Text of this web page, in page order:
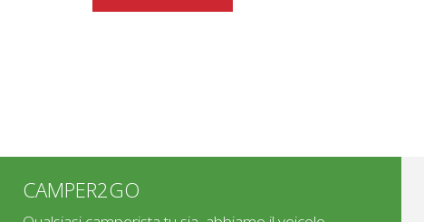
CAMPER2GO